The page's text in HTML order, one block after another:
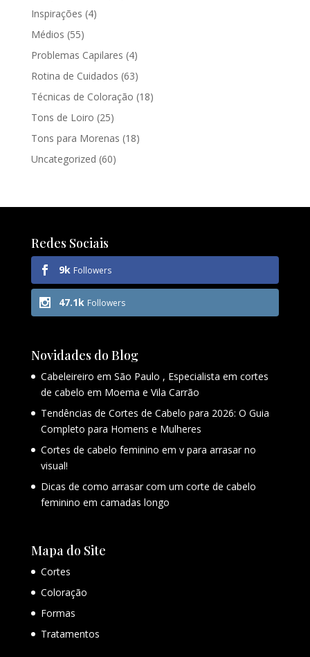
Inspirações (4)
Médios (55)
Problemas Capilares (4)
Rotina de Cuidados (63)
Técnicas de Coloração (18)
Tons de Loiro (25)
Tons para Morenas (18)
Uncategorized (60)
Redes Sociais
9k Followers
47.1k Followers
Novidades do Blog
Cabeleireiro em São Paulo , Especialista em cortes
de cabelo em Moema e Vila Carrão
Tendências de Cortes de Cabelo para 2026: O Guia
Completo para Homens e Mulheres
Cortes de cabelo feminino em v para arrasar no
visual!
Dicas de como arrasar com um corte de cabelo
feminino em camadas longo
Mapa do Site
Cortes
Coloração
Formas
Tratamentos